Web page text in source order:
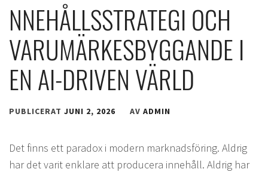
NNEHÅLLSSTRATEGI OCH
VARUMÄRKESBYGGANDE I
EN AI-DRIVEN VÄRLD
PUBLICERAT JUNI 2, 2026 AV ADMIN
Det finns ett paradox i modern marknadsföring. Aldrig
har det varit enklare att producera innehåll. Aldrig har